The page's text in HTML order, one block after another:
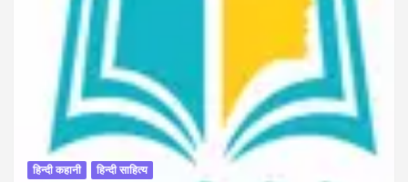
हिन्दी कहानी हिन्दी साहित्य